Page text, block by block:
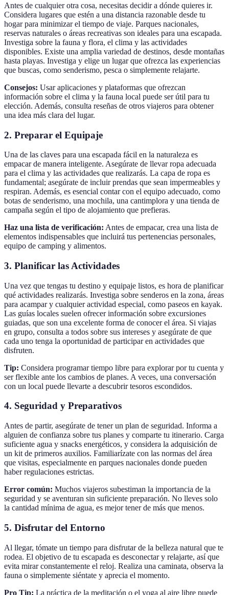
Antes de cualquier otra cosa, necesitas decidir a dónde quieres ir.
Considera lugares que estén a una distancia razonable desde tu
hogar para minimizar el tiempo de viaje. Parques nacionales,
reservas naturales o áreas recreativas son ideales para una escapada.
Investiga sobre la fauna y flora, el clima y las actividades
disponibles. Existe una amplia variedad de destinos, desde montañas
hasta playas. Investiga y elige un lugar que ofrezca las experiencias
que buscas, como senderismo, pesca o simplemente relajarte.
Consejos: Usar aplicaciones y plataformas que ofrezcan
información sobre el clima y la fauna local puede ser útil para tu
elección. Además, consulta reseñas de otros viajeros para obtener
una idea más clara del lugar.
2. Preparar el Equipaje
Una de las claves para una escapada fácil en la naturaleza es
empacar de manera inteligente. Asegúrate de llevar ropa adecuada
para el clima y las actividades que realizarás. La capa de ropa es
fundamental; asegúrate de incluir prendas que sean impermeables y
respiran. Además, es esencial contar con el equipo adecuado, como
botas de senderismo, una mochila, una cantimplora y una tienda de
campaña según el tipo de alojamiento que prefieras.
Haz una lista de verificación: Antes de empacar, crea una lista de
elementos indispensables que incluirá tus pertenencias personales,
equipo de camping y alimentos.
3. Planificar las Actividades
Una vez que tengas tu destino y equipaje listos, es hora de planificar
qué actividades realizarás. Investiga sobre senderos en la zona, áreas
para acampar y cualquier actividad especial, como paseos en kayak.
Las guías locales suelen ofrecer información sobre excursiones
guiadas, que son una excelente forma de conocer el área. Si viajas
en grupo, consulta a todos sobre sus intereses y asegúrate de que
cada uno tenga la oportunidad de participar en actividades que
disfruten.
Tip: Considera programar tiempo libre para explorar por tu cuenta y
ser flexible ante los cambios de planes. A veces, una conversación
con un local puede llevarte a descubrir tesoros escondidos.
4. Seguridad y Preparativos
Antes de partir, asegúrate de tener un plan de seguridad. Informa a
alguien de confianza sobre tus planes y comparte tu itinerario. Carga
suficiente agua y snacks energéticos, y considera la adquisición de
un kit de primeros auxilios. Familiarízate con las normas del área
que visitas, especialmente en parques nacionales donde pueden
haber regulaciones estrictas.
Error común: Muchos viajeros subestiman la importancia de la
seguridad y se aventuran sin suficiente preparación. No lleves solo
la cantidad mínima de agua, es mejor tener de más que menos.
5. Disfrutar del Entorno
Al llegar, tómate un tiempo para disfrutar de la belleza natural que te
rodea. El objetivo de tu escapada es desconectar y relajarte, así que
evita mirar constantemente el reloj. Realiza una caminata, observa la
fauna o simplemente siéntate y aprecia el momento.
Pro Tip: La práctica de la meditación o el yoga al aire libre puede